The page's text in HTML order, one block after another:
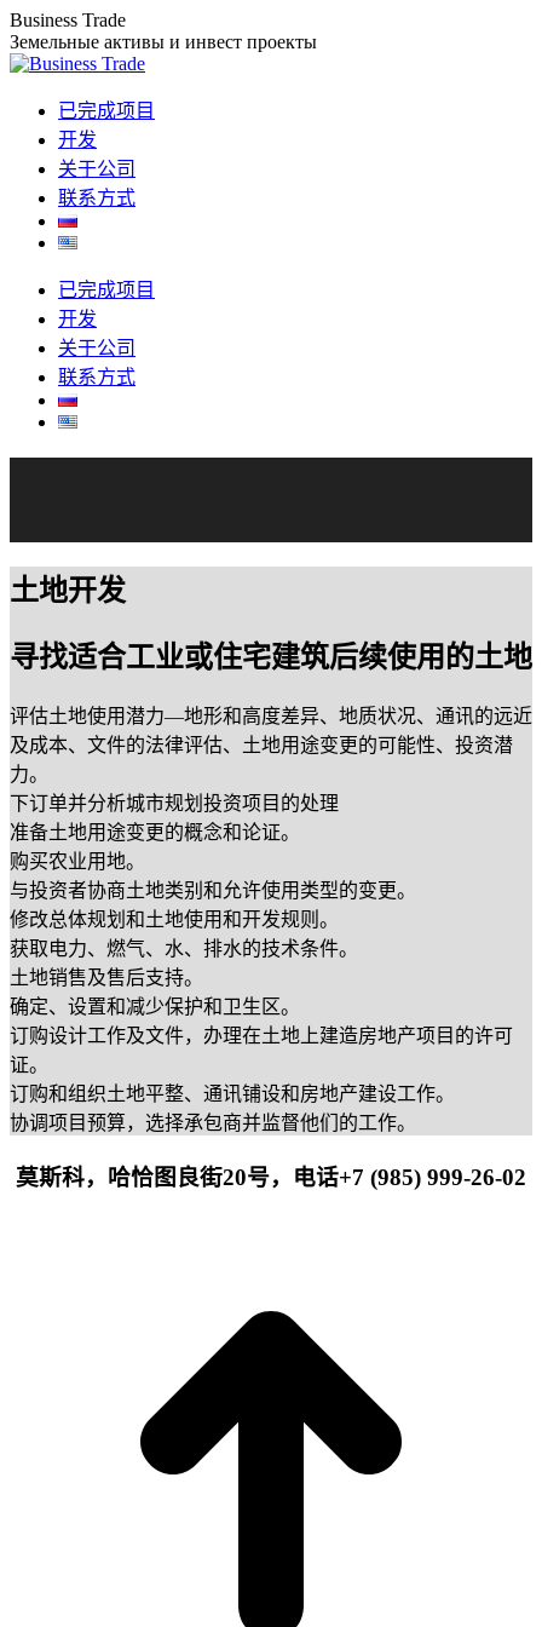
跳
转
Business Trade
Земельные активы и инвест проекты
已完成项目
开发
关于公司
联系方式
已完成项目
开发
关于公司
联系方式
土地开发
寻找适合工业或住宅建筑后续使用的土地
评估土地使用潜力—地形和高度差异、地质状况、通讯的远近
及成本、文件的法律评估、土地用途变更的可能性、投资潜
力。
下订单并分析城市规划投资项目的处理
准备土地用途变更的概念和论证。
购买农业用地。
与投资者协商土地类别和允许使用类型的变更。
修改总体规划和土地使用和开发规则。
获取电力、燃气、水、排水的技术条件。
土地销售及售后支持。
确定、设置和减少保护和卫生区。
订购设计工作及文件，办理在土地上建造房地产项目的许可
证。
订购和组织土地平整、通讯铺设和房地产建设工作。
协调项目预算，选择承包商并监督他们的工作。
莫斯科，哈恰图良街20号，电话+7 (985) 999-26-02